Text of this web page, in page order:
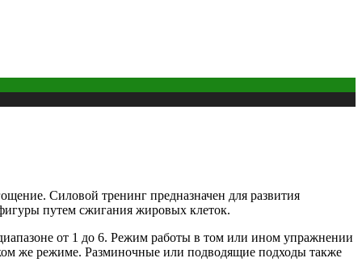
Силовой тренинг предназначен для развития
путем сжигания жировых клеток.
от 1 до 6. Режим работы в том или ином упражнении
же режиме. Разминочные или подводящие подходы также